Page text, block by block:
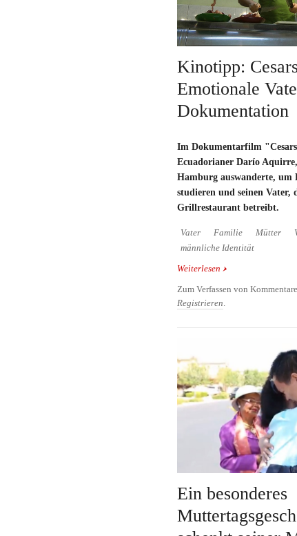
Kinotipp:
Emotionale
Dokumentation
Im Dokumentarfilm
Ecuadorianer Darío
Hamburg auswanderte,
studieren und seinen Vater,
Grillrestaurant betreibt.
Vater Familie Mütter
männliche Identität
Weiterlesen über Kinotipp:
Zum Verfassen von
Registrieren.
Ein besonderes